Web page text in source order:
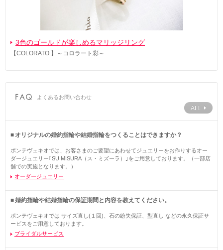
3色のゴールドが楽しめるマリッジリング
【COLORATO 】～コロラート彩～
よくあるお問い合わせ
ALL
オリジナルの婚約指輪や結婚指輪をつくることはできますか？
ポンテヴェキオでは、お客さまのご要望にあわせてジュエリーをお作りするオー
ダージュエリー｢SU MISURA（ス・ミズーラ）｣をご用意しております。（一部店
舗での実施となります。）
オーダージュエリー
婚約指輪や結婚指輪の保証期間と内容を教えてください。
ポンテヴェキオでは サイズ直し(１回)、石の紛失保証、型直し などの永久保証サ
ービスをご用意しております。
ブライダルサービス